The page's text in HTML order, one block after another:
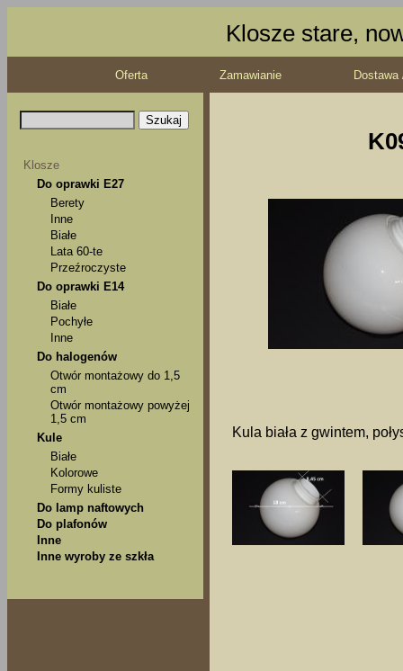
Klosze stare,
Oferta Zamawianie
Klosze
Do oprawki E27
Berety
Inne
Białe
Lata 60-te
Przeźroczyste
Do oprawki E14
Białe
Pochyłe
Inne
Do halogenów
Otwór montażowy do 1,5
cm
Otwór montażowy powyżej
1,5 cm
Kule
Białe
Kolorowe
Formy kuliste
Do lamp naftowych
Do plafonów
Inne
Inne wyroby ze szkła
Kula biała z gwintem,